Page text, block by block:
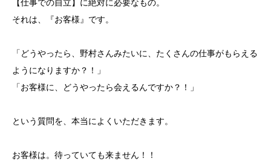
【仕事での自立】に絶対に必要なもの。
それは、『お客様』です。
「どうやったら、野村さんみたいに、たくさんの仕事がもらえる
ようになりますか？！」
「お客様に、どうやったら会えるんですか？！」
という質問を、本当によくいただきます。
お客様は。待っていても来ません！！